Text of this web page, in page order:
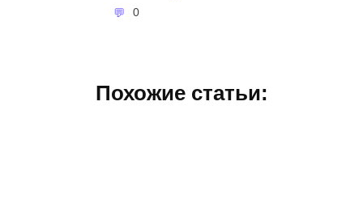
0
Похожие статьи: